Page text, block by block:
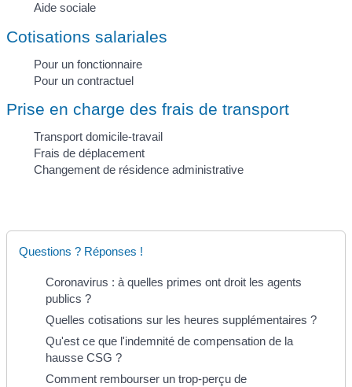
Aide sociale
Cotisations salariales
Pour un fonctionnaire
Pour un contractuel
Prise en charge des frais de transport
Transport domicile-travail
Frais de déplacement
Changement de résidence administrative
Questions ? Réponses !
Coronavirus : à quelles primes ont droit les agents
publics ?
Quelles cotisations sur les heures supplémentaires ?
Qu'est ce que l'indemnité de compensation de la
hausse CSG ?
Comment rembourser un trop-perçu de